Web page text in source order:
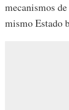
mecanismos
mismo Estado